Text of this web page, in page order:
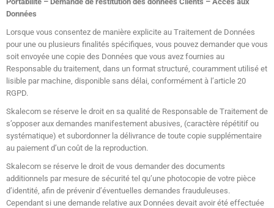
Données
Lorsque vous consentez de manière explicite au Traitement de Données
pour une ou plusieurs finalités spécifiques, vous pouvez demander que vous
soit envoyée une copie des Données que vous avez fournies au
Responsable du traitement, dans un format structuré, couramment utilisé et
lisible par machine, disponible sans délai, conformément à l’article 20
RGPD.
Skalecom se réserve le droit en sa qualité de Responsable de Traitement de
s’opposer aux demandes manifestement abusives, (caractère répétitif ou
systématique) et subordonner la délivrance de toute copie supplémentaire
au paiement d’un coût de la reproduction.
Skalecom se réserve le droit de vous demander des documents
additionnels par mesure de sécurité tel qu’une photocopie de votre pièce
d’identité, afin de prévenir d’éventuelles demandes frauduleuses.
Cependant si une demande relative aux Données devait avoir été effectuée